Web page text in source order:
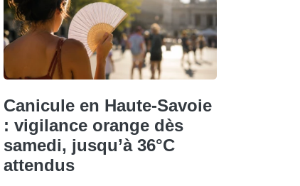
Canicule en Haute-Savoie
: vigilance orange dès
samedi, jusqu’à 36°C
attendus